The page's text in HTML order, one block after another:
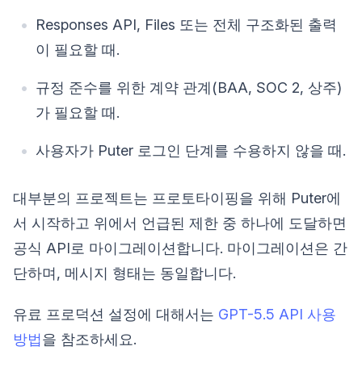
Responses API, Files 또는 전체 구조화된 출력
이 필요할 때.
규정 준수를 위한 계약 관계(BAA, SOC 2, 상주)
가 필요할 때.
사용자가 Puter 로그인 단계를 수용하지 않을 때.
대부분의 프로젝트는 프로토타이핑을 위해 Puter에
서 시작하고 위에서 언급된 제한 중 하나에 도달하면
공식 API로 마이그레이션합니다. 마이그레이션은 간
단하며, 메시지 형태는 동일합니다.
유료 프로덕션 설정에 대해서는 GPT-5.5 API 사용
방법을 참조하세요.